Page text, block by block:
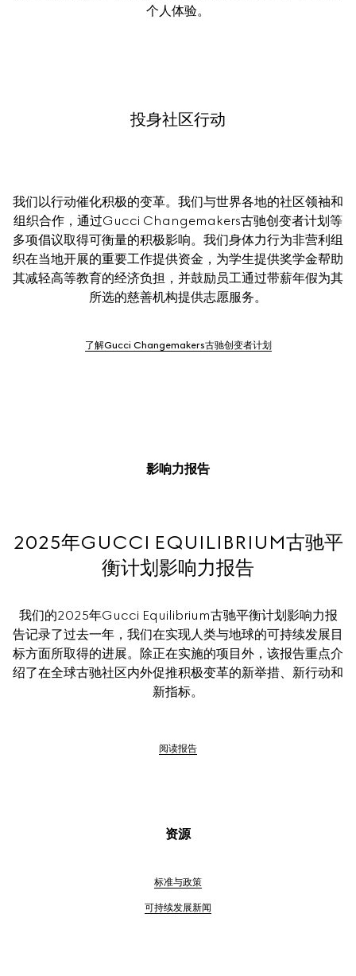
个人体验。
投身社区行动
我们以行动催化积极的变革。我们与世界各地的社区领袖和
组织合作，通过Gucci Changemakers古驰创变者计划等
多项倡议取得可衡量的积极影响。我们身体力行为非营利组
织在当地开展的重要工作提供资金，为学生提供奖学金帮助
其减轻高等教育的经济负担，并鼓励员工通过带薪年假为其
所选的慈善机构提供志愿服务。
了解Gucci Changemakers古驰创变者计划
影响力报告
2025年GUCCI EQUILIBRIUM古驰平
衡计划影响力报告
我们的2025年Gucci Equilibrium古驰平衡计划影响力报
告记录了过去一年，我们在实现人类与地球的可持续发展目
标方面所取得的进展。除正在实施的项目外，该报告重点介
绍了在全球古驰社区内外促推积极变革的新举措、新行动和
新指标。
阅读报告
资源
标准与政策
可持续发展新闻